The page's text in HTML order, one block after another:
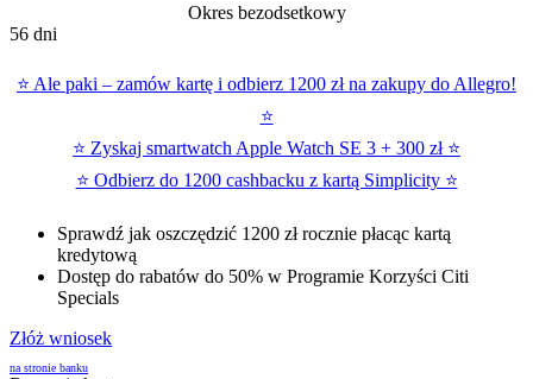
Okres bezodsetkowy
56 dni
⭐ Ale paki – zamów kartę i odbierz 1200 zł na zakupy do Allegro!
⭐
⭐ Zyskaj smartwatch Apple Watch SE 3 + 300 zł ⭐
⭐ Odbierz do 1200 cashbacku z kartą Simplicity ⭐
Sprawdź jak oszczędzić 1200 zł rocznie płacąc kartą
kredytową
Dostęp do rabatów do 50% w Programie Korzyści Citi
Specials
Złóż wniosek
na stronie banku